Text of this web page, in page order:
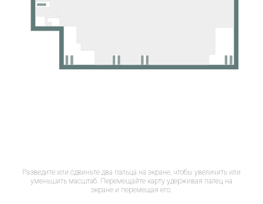
Разведите или сдвиньте два пальца на экране, чтобы увеличить или
уменьшить масштаб. Перемещайте карту удерживая палец на
экране и перемещая его.